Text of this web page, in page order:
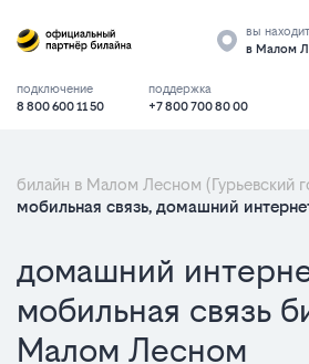
вы
в Малом
подключение
8 800 600 11 50
поддержка
+7 800 700 80 00
билайн в Малом Лесном (Гурьевский
мобильная связь, домашний
домашний
мобильная связь
Малом Лесном